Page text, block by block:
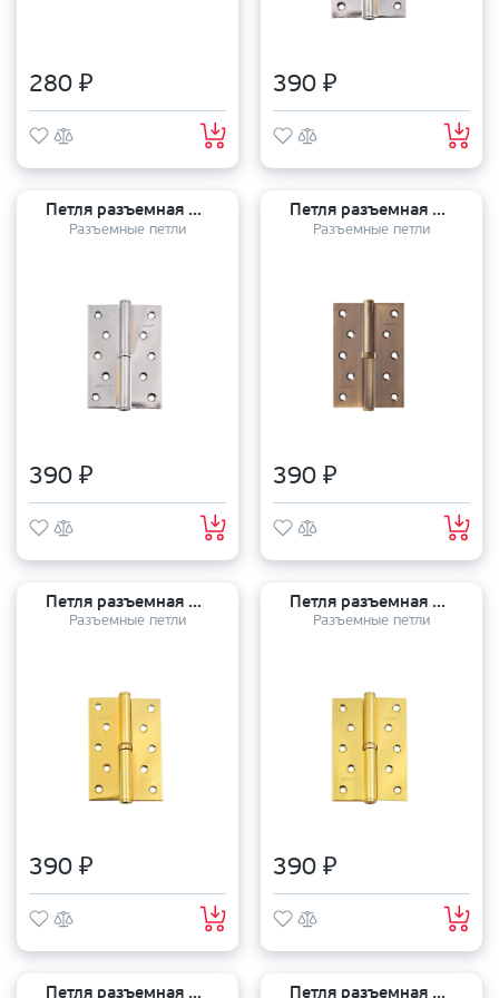
280 ₽ 390 ₽
Петля разъемная APECS 120*80*3 CR R
Разъемные петли
390 ₽
Петля разъемная APECS 120*80*3 AB R
Разъемные петли
390 ₽
Петля разъемная APECS 120*80*3 G L
Разъемные петли
390 ₽
Петля разъемная APECS 120*80*3 G R
Разъемные петли
390 ₽
Петля разъемная APECS 120*80*3 BLM R Петля разъемная APECS 120*80*3 BLM L